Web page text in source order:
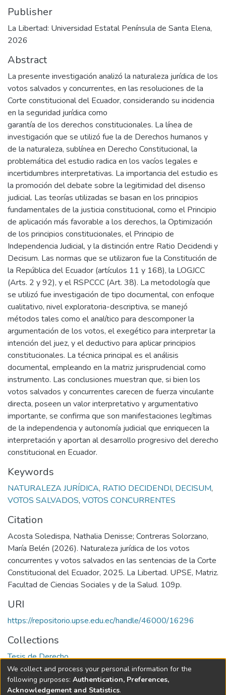
Publisher
La Libertad: Universidad Estatal Península de Santa Elena,
2026
Abstract
La presente investigación analizó la naturaleza jurídica de los
votos salvados y concurrentes, en las resoluciones de la
Corte constitucional del Ecuador, considerando su incidencia
en la seguridad jurídica como
garantía de los derechos constitucionales. La línea de
investigación que se utilizó fue la de Derechos humanos y
de la naturaleza, sublínea en Derecho Constitucional, la
problemática del estudio radica en los vacíos legales e
incertidumbres interpretativas. La importancia del estudio es
la promoción del debate sobre la legitimidad del disenso
judicial. Las teorías utilizadas se basan en los principios
fundamentales de la justicia constitucional, como el Principio
de aplicación más favorable a los derechos, la Optimización
de los principios constitucionales, el Principio de
Independencia Judicial, y la distinción entre Ratio Decidendi y
Decisum. Las normas que se utilizaron fue la Constitución de
la República del Ecuador (artículos 11 y 168), la LOGJCC
(Arts. 2 y 92), y el RSPCCC (Art. 38). La metodología que
se utilizó fue investigación de tipo documental, con enfoque
cualitativo, nivel exploratoria-descriptiva, se manejó
métodos tales como el analítico para descomponer la
argumentación de los votos, el exegético para interpretar la
intención del juez, y el deductivo para aplicar principios
constitucionales. La técnica principal es el análisis
documental, empleando en la matriz jurisprudencial como
instrumento. Las conclusiones muestran que, si bien los
votos salvados y concurrentes carecen de fuerza vinculante
directa, poseen un valor interpretativo y argumentativo
importante, se confirma que son manifestaciones legítimas
de la independencia y autonomía judicial que enriquecen la
interpretación y aportan al desarrollo progresivo del derecho
constitucional en Ecuador.
Keywords
NATURALEZA JURÍDICA, RATIO DECIDENDI, DECISUM,
VOTOS SALVADOS, VOTOS CONCURRENTES
Citation
Acosta Soledispa, Nathalia Denisse; Contreras Solorzano,
María Belén (2026). Naturaleza jurídica de los votos
concurrentes y votos salvados en las sentencias de la Corte
Constitucional del Ecuador, 2025. La Libertad. UPSE, Matriz.
Facultad de Ciencias Sociales y de la Salud. 109p.
URI
https://repositorio.upse.edu.ec/handle/46000/16296
Collections
Tesis de Derecho
Full item page
We collect and process your personal information for the
following purposes: Authentication, Preferences,
Acknowledgement and Statistics.